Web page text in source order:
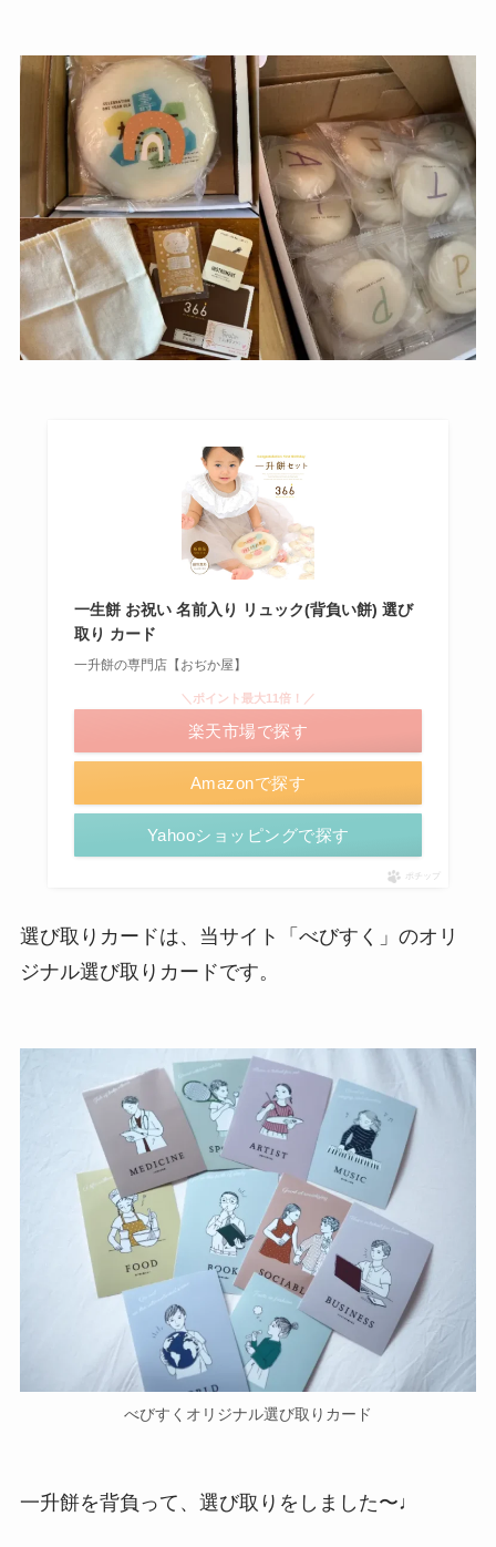
一生餅 お祝い 名前入り リュック(背負い餅) 選び
取り カード
一升餅の専門店【おぢか屋】
Amazonで探す
＼ポイント最大11倍！／
楽天市場で探す
Yahooショッピングで探す
ポチップ
選び取りカードは、当サイト「べびすく」のオリ
ジナル選び取りカードです。
べびすくオリジナル選び取りカード
一升餅を背負って、選び取りをしました〜♩